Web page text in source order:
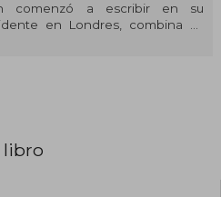
comenzó a escribir en su
en Londres, combina su
con los videojuegos y los
libro